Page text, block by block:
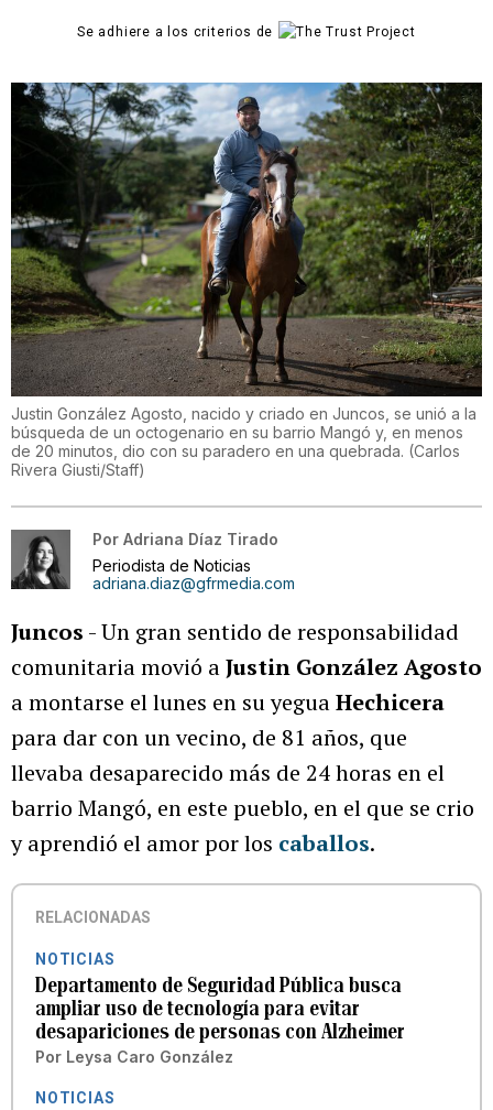
Se adhiere a los criterios de
Justin González Agosto, nacido y criado en Juncos, se unió a la
búsqueda de un octogenario en su barrio Mangó y, en menos
de 20 minutos, dio con su paradero en una quebrada. (Carlos
Rivera Giusti/Staff)
Por Adriana Díaz Tirado
Periodista de Noticias
adriana.diaz@gfrmedia.com
Juncos - Un gran sentido de responsabilidad
comunitaria movió aJustin González Agosto
a montarse el lunes en su yeguaHechicera
para dar con un vecino, de 81 años, que
llevaba desaparecido más de 24 horas en el
barrio Mangó, en este pueblo, en el que se crio
y aprendió el amor por los caballos.
RELACIONADAS
NOTICIAS
Departamento de Seguridad Pública busca
ampliar uso de tecnología para evitar
desapariciones de personas con Alzheimer
Por Leysa Caro González
NOTICIAS